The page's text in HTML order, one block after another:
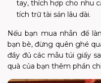
tay, thích hợp cho nhu
tích trữ tài sản lâu dài.
Nếu bạn mua nhẫn để
bạn bè, đừng quên ghé
đầy đủ các mẫu túi giấy
quà của bạn thêm phần